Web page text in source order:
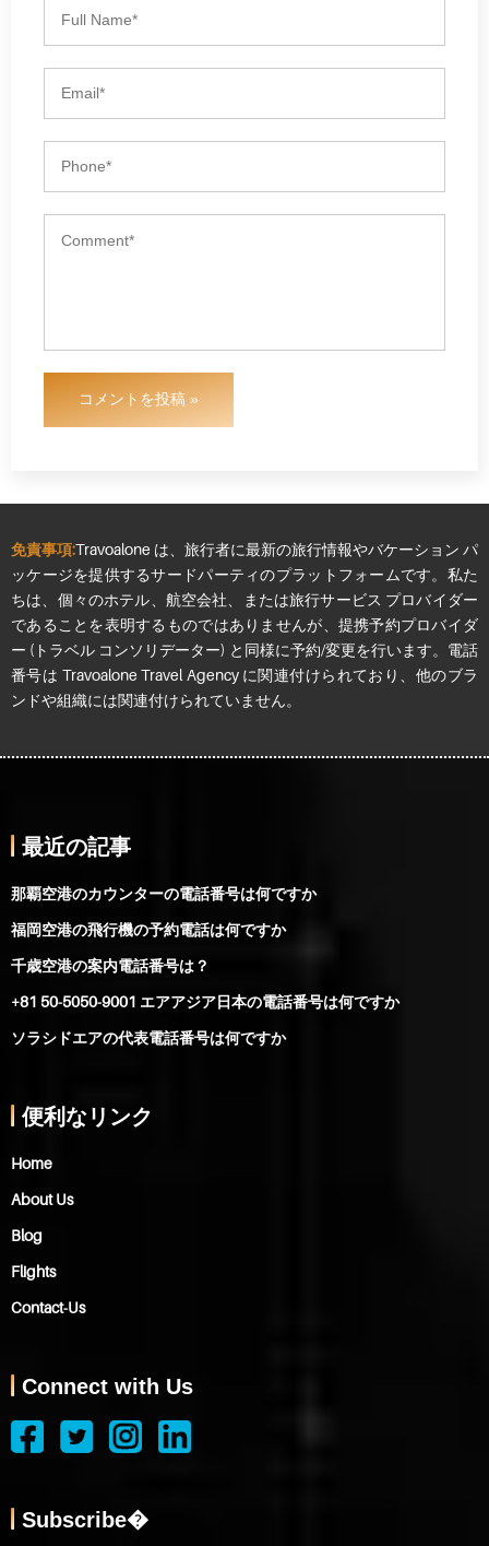
コメントを投稿 »
免責事項:Travoalone は、旅行者に最新の旅行情報やバケーション パ
ッケージを提供するサードパーティのプラットフォームです。私た
ちは、個々のホテル、航空会社、または旅行サービス プロバイダー
であることを表明するものではありませんが、提携予約プロバイダ
ー (トラベル コンソリデーター) と同様に予約/変更を行います。電話
番号は Travoalone Travel Agency に関連付けられており、他のブラ
ンドや組織には関連付けられていません。
最近の記事
那覇空港のカウンターの電話番号は何ですか
福岡空港の飛行機の予約電話は何ですか
千歳空港の案内電話番号は？
+81 50-5050-9001 エアアジア日本の電話番号は何ですか
ソラシドエアの代表電話番号は何ですか
便利なリンク
Home
About Us
Blog
Flights
Contact-Us
Connect with Us
Subscribe�